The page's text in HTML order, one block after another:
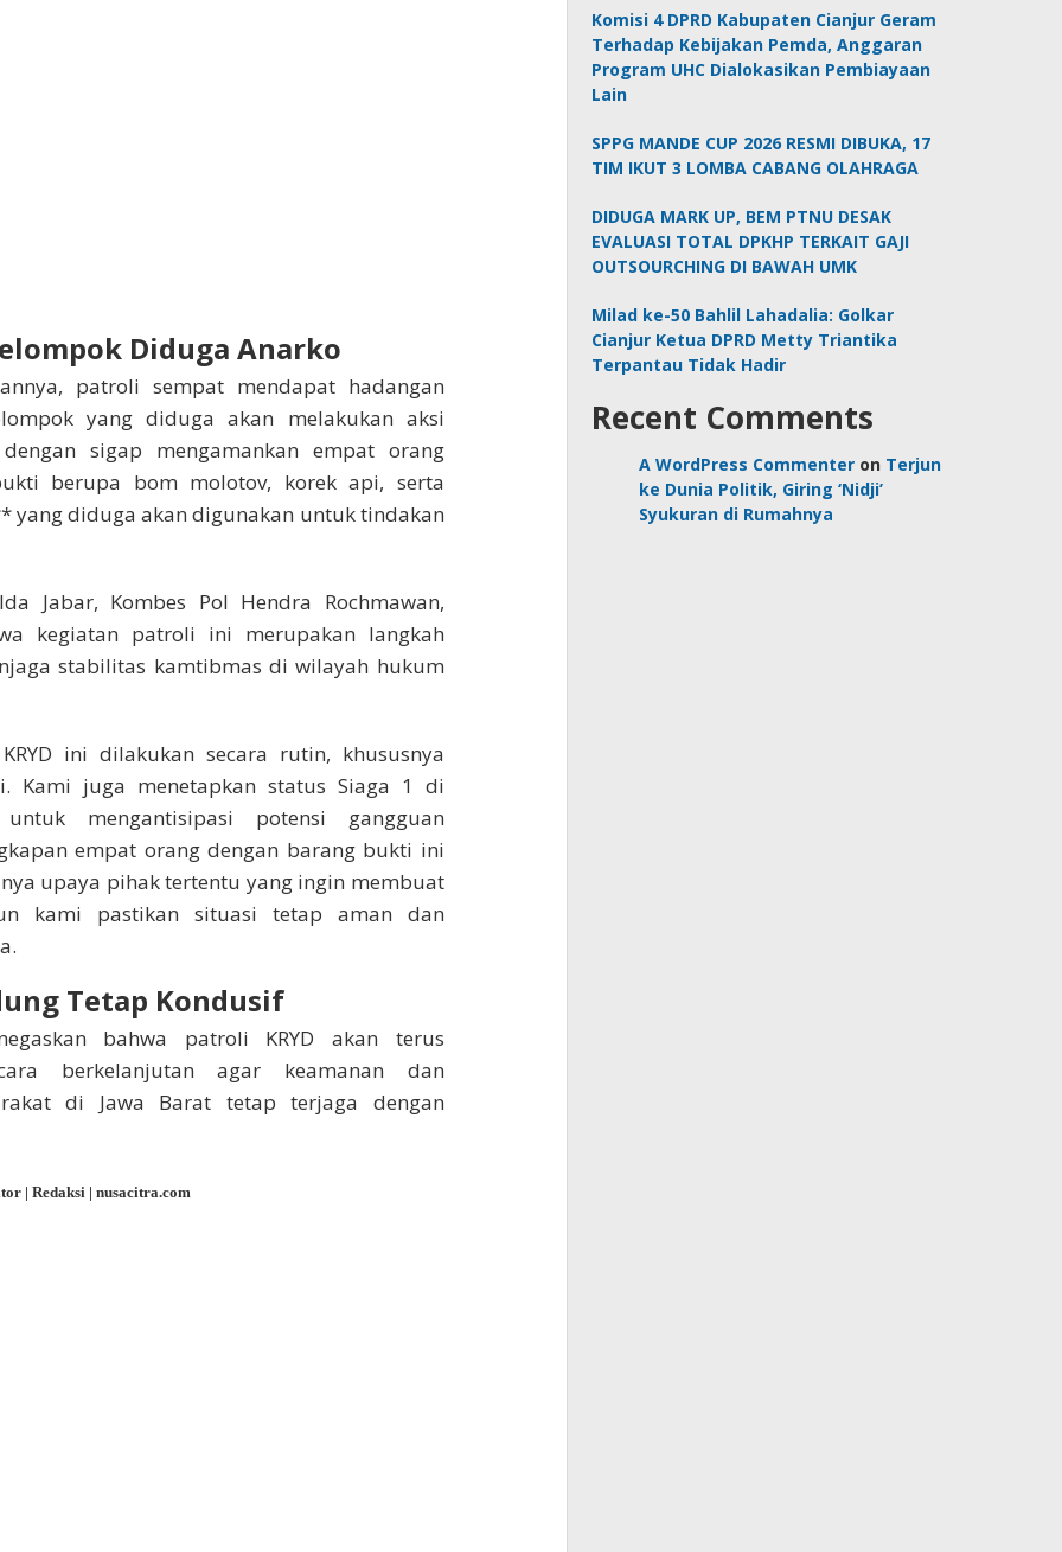
Diduga Anarko
patroli sempat mendapat hadangan
yang diduga akan melakukan aksi
sigap mengamankan empat orang
berupa bom molotov, korek api, serta
yang diduga akan digunakan untuk tindakan
Jabar, Kombes Pol Hendra Rochmawan,
kegiatan patroli ini merupakan langkah
stabilitas kamtibmas di wilayah hukum
ini dilakukan secara rutin, khususnya
Kami juga menetapkan status Siaga 1 di
mengantisipasi potensi gangguan
empat orang dengan barang bukti ini
upaya pihak tertentu yang ingin membuat
kami pastikan situasi tetap aman dan
Tetap Kondusif
bahwa patroli KRYD akan terus
berkelanjutan agar keamanan dan
di Jawa Barat tetap terjaga dengan
| Redaksi | nusacitra.com
Komisi 4 DPRD Kabupaten Cianjur Geram
Terhadap Kebijakan Pemda, Anggaran
Program UHC Dialokasikan Pembiayaan
Lain
SPPG MANDE CUP 2026 RESMI DIBUKA, 17
TIM IKUT 3 LOMBA CABANG OLAHRAGA
DIDUGA MARK UP, BEM PTNU DESAK
EVALUASI TOTAL DPKHP TERKAIT GAJI
OUTSOURCHING DI BAWAH UMK
Milad ke-50 Bahlil Lahadalia: Golkar
Cianjur Ketua DPRD Metty Triantika
Terpantau Tidak Hadir
Recent Comments
A WordPress Commenter on Terjun
ke Dunia Politik, Giring ‘Nidji’
Syukuran di Rumahnya